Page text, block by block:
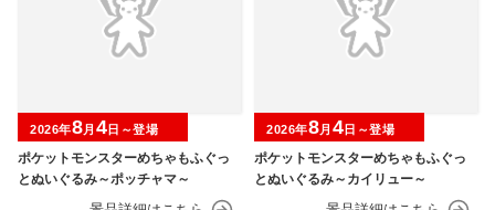
ポケットモンスターめちゃもふぐっ
とぬいぐるみ～ポッチャマ～
2026年8月 4日～登場
ポケットモンスターめちゃもふぐっ
とぬいぐるみ～カイリュー～
2026年8月 4日～登場